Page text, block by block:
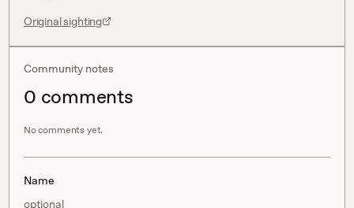
Original sighting
Community notes
0 comments
No comments yet.
Name
optional